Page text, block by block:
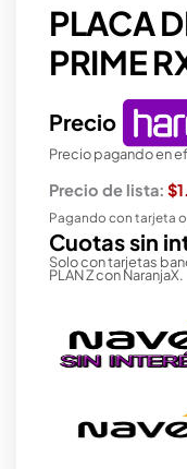
PLACA
PRIME
Precio
Precio pagando en
Precio de lista:
Pagando con tarjeta
Cuotas sin
Solo con tarjetas
PLAN Z con NaranjaX.